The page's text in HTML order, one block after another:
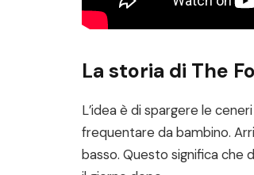
La storia di The
L’idea è di spargere le
frequentare da bambino.
basso. Questo significa